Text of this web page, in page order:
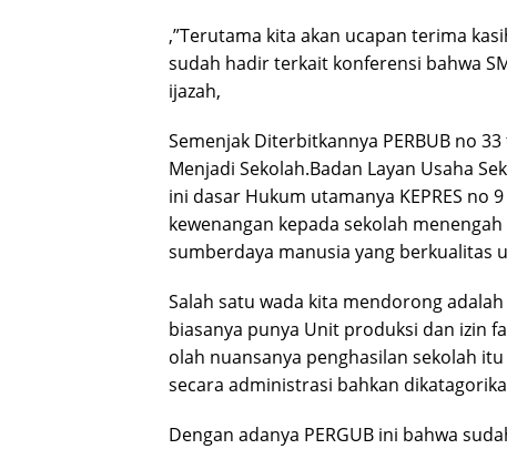
,”Terutama kita akan ucapan terima
sudah hadir terkait konferensi bahwa
ijazah,
Semenjak Diterbitkannya PERBUB no
Menjadi Sekolah.Badan Layan Usaha
ini dasar Hukum utamanya KEPRES
kewenangan kepada sekolah
sumberdaya manusia yang berkualitas
Salah satu wada kita mendorong
biasanya punya Unit produksi dan izin
olah nuansanya penghasilan sekolah
secara administrasi bahkan
Dengan adanya PERGUB ini bahwa